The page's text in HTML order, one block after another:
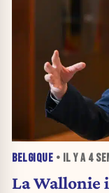
BELGIQUE • IL Y A 4
La Wallonie